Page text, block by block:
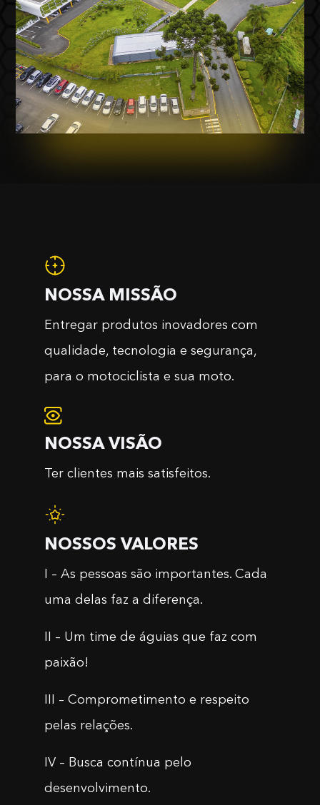
NOSSA MISSÃO
Entregar produtos inovadores com
qualidade, tecnologia e segurança,
para o motociclista e sua moto.
NOSSA VISÃO
Ter clientes mais satisfeitos.
NOSSOS VALORES
I – As pessoas são importantes. Cada
uma delas faz a diferença.
II – Um time de águias que faz com
paixão!
III – Comprometimento e respeito
pelas relações.
IV – Busca contínua pelo
desenvolvimento.